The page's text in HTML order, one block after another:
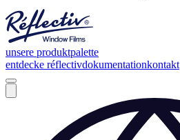
unsere produktpalette
entdecke réflectivdokumentationkontakt